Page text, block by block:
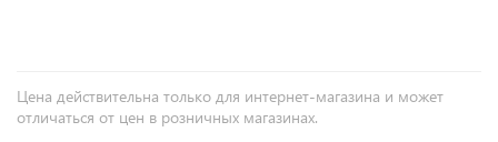
Цена действительна только для интернет-магазина и может
отличаться от цен в розничных магазинах.